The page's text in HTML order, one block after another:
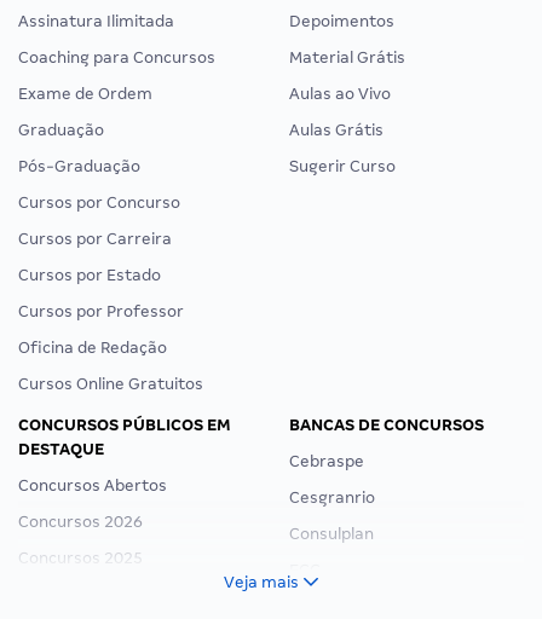
Assinatura Ilimitada
Coaching para Concursos
Exame de Ordem
Graduação
Pós-Graduação
Cursos por Concurso
Cursos por Carreira
Cursos por Estado
Cursos por Professor
Oficina de Redação
Cursos Online Gratuitos
Depoimentos
Material Grátis
Aulas ao Vivo
Aulas Grátis
Sugerir Curso
CONCURSOS PÚBLICOS EM
DESTAQUE
Concursos Abertos
Concursos 2026
Concursos 2025
BANCAS DE CONCURSOS
Cebraspe
Cesgranrio
Consulplan
Veja mais